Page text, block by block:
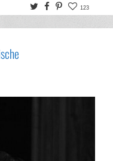
TwitterFacebook
Pinterest
123